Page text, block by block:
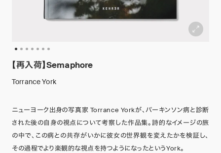
【再入荷】Semaphore
Torrance York
ニューヨーク出身の写真家 Torrance Yorkが、パーキンソン病と診断
された後の自身の視点について考察した作品集。詩的なイメージの旅
の中で、この病との共存がいかに彼女の世界観を変えたかを検証し、
その過程でより楽観的な視点を持つようになったというYork。